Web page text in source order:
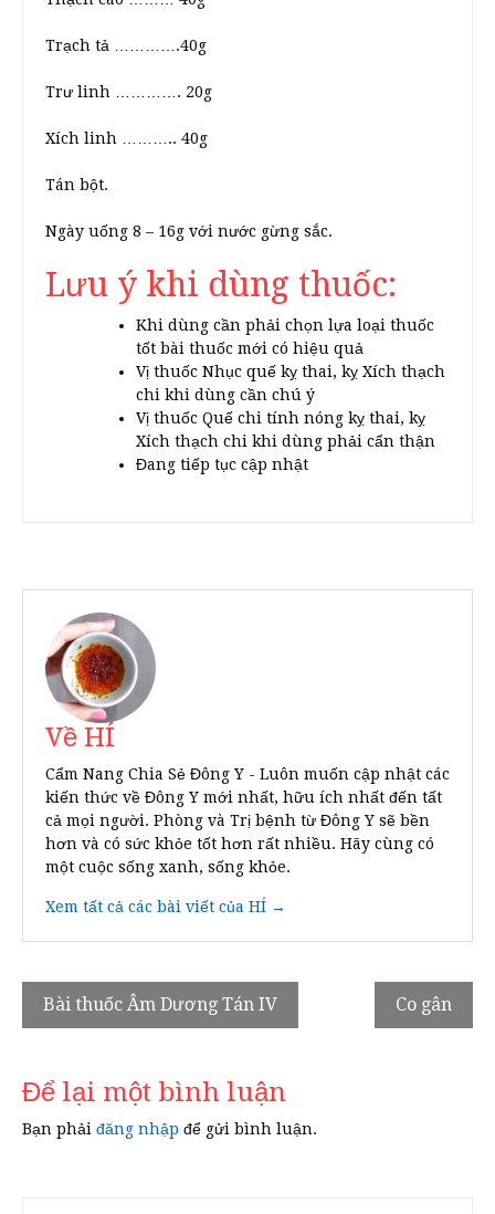
Trạch tả ………….40g
Trư linh …………. 20g
Xích linh ……….. 40g
Tán bột.
Ngày uống 8 – 16g với nước gừng sắc.
Lưu ý khi dùng thuốc:
Khi dùng cần phải chọn lựa loại thuốc
tốt bài thuốc mới có hiệu quả
Vị thuốc Nhục quế kỵ thai, kỵ Xích thạch
chi khi dùng cần chú ý
Vị thuốc Quế chi tính nóng kỵ thai, kỵ
Xích thạch chi khi dùng phải cẩn thận
Đang tiếp tục cập nhật
Về HÍ
Cẩm Nang Chia Sẻ Đông Y - Luôn muốn cập nhật các
kiến thức về Đông Y mới nhất, hữu ích nhất đến tất
cả mọi người. Phòng và Trị bệnh từ Đông Y sẽ bền
hơn và có sức khỏe tốt hơn rất nhiều. Hãy cùng có
một cuộc sống xanh, sống khỏe.
Xem tất cả các bài viết của HÍ →
Điều
hướng
bài
viết
Bài thuốc Âm Dương Tán IV Co gân
Để lại một bình luận
Bạn phải đăng nhập để gửi bình luận.